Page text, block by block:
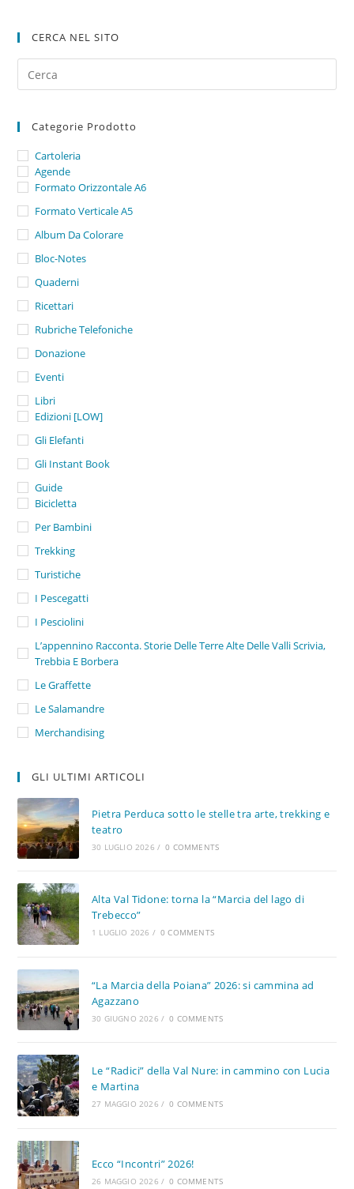
t
A
p
e
o
k
v
d
CERCA NEL SITO
Categorie Prodotto
Cartoleria
Agende
Formato Orizzontale A6
Formato Verticale A5
Album Da Colorare
Bloc-Notes
Quaderni
Ricettari
Rubriche Telefoniche
Donazione
Eventi
Libri
Edizioni [LOW]
Gli Elefanti
Gli Instant Book
Guide
Bicicletta
Per Bambini
Trekking
Turistiche
I Pescegatti
I Pesciolini
L’appennino Racconta. Storie Delle Terre Alte Delle Valli Scrivia,
Trebbia E Borbera
Le Graffette
Le Salamandre
Merchandising
GLI ULTIMI ARTICOLI
Pietra Perduca sotto le stelle tra arte, trekking e
teatro
30 LUGLIO 2026 / 0 COMMENTS
Alta Val Tidone: torna la “Marcia del lago di
Trebecco”
1 LUGLIO 2026 / 0 COMMENTS
“La Marcia della Poiana” 2026: si cammina ad
Agazzano
30 GIUGNO 2026 / 0 COMMENTS
Le “Radici” della Val Nure: in cammino con Lucia
e Martina
27 MAGGIO 2026 / 0 COMMENTS
Ecco “Incontri” 2026!
26 MAGGIO 2026 / 0 COMMENTS